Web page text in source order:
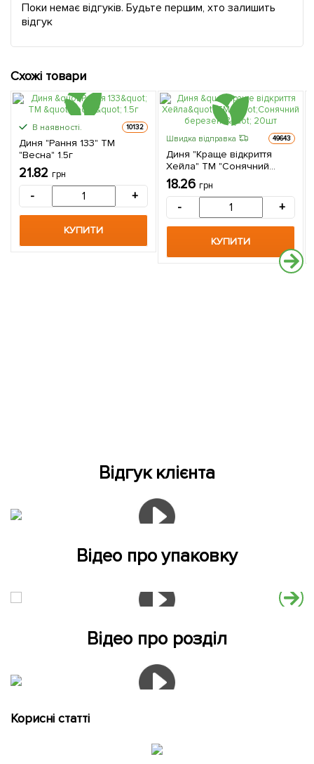
Поки немає відгуків. Будьте першим, хто залишить
відгук
Схожі товари
В наявності. 10132
Диня "Рання 133" ТМ
"Весна" 1.5г
21.82 грн
- +
КУПИТИ
Швидка відправка 49643
Диня "Краще відкриття
Хейла" ТМ "Сонячний
березень" 20шт
18.26 грн
- +
КУПИТИ
Відгук клієнта
Відео про упаковку
Відео про розділ
Корисні статті